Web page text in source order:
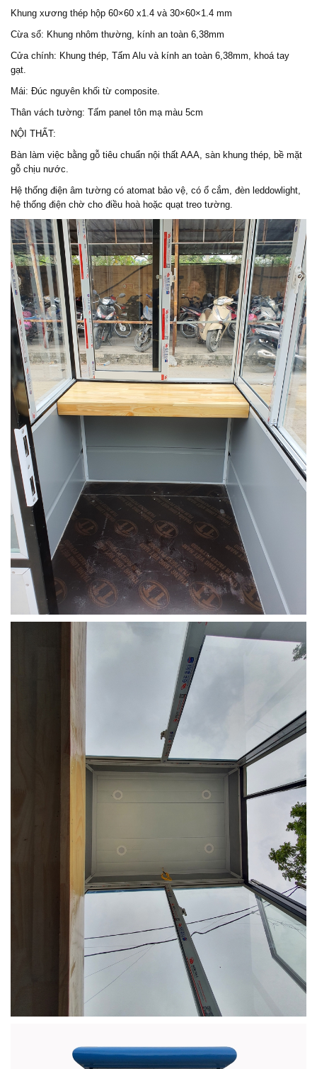
Khung xương thép hộp 60×60 x1.4 và 30×60×1.4 mm
Cừa sổ: Khung nhôm thường, kính an toàn 6,38mm
Cửa chính: Khung thép, Tấm Alu và kính an toàn 6,38mm, khoá tay
gạt.
Mái: Đúc nguyên khối từ composite.
Thân vách tường: Tấm panel tôn mạ màu 5cm
NỘI THẤT:
Bàn làm việc bằng gỗ tiêu chuẩn nội thất AAA, sàn khung thép, bề mặt
gỗ chịu nước.
Hệ thống điện âm tường có atomat bảo vệ, có ổ cắm, đèn leddowlight,
hệ thống điện chờ cho điều hoà hoặc quạt treo tường.